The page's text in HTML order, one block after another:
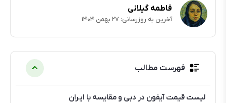
فاطمه گیلانی
آخرین به روزرسانی: ۲۷ بهمن ۱۴۰۴
فهرست مطالب
لیست قیمت آیفون در دبی و مقایسه با ایران